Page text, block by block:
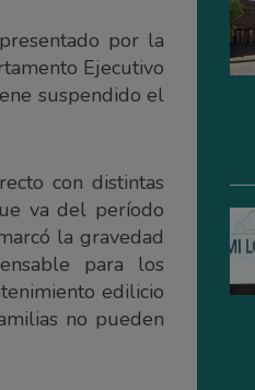
por la
Ejecutivo
suspendido el
con distintas
va del período
la gravedad
para los
edilicio
no pueden